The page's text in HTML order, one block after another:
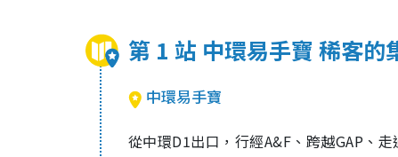
第 1 站 中環易手寶 稀客的
中環易手寶
從中環D1出口，行經A&F、跨越GAP、